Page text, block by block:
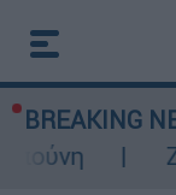
BREAKING